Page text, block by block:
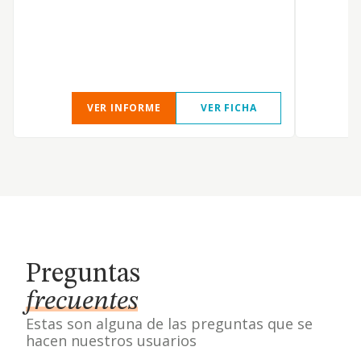
VER INFORME VER FICHA
Preguntas
frecuentes
Estas son alguna de las preguntas que se
hacen nuestros usuarios